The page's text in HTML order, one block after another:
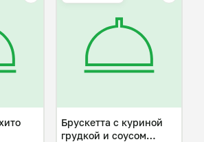
Брускетта с куриной
грудкой и соусом